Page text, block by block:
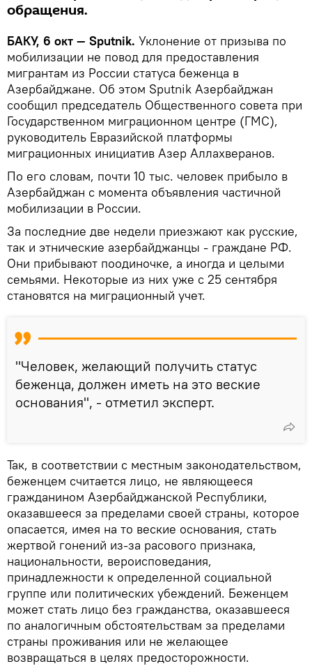
обращения.
БАКУ, 6 окт — Sputnik. Уклонение от призыва по
мобилизации не повод для предоставления
мигрантам из России статуса беженца в
Азербайджане. Об этом Sputnik Азербайджан
сообщил председатель Общественного совета при
Государственном миграционном центре (ГМС),
руководитель Евразийской платформы
миграционных инициатив Азер Аллахверанов.
По его словам, почти 10 тыс. человек прибыло в
Азербайджан с момента объявления частичной
мобилизации в России.
За последние две недели приезжают как русские,
так и этнические азербайджанцы - граждане РФ.
Они прибывают поодиночке, а иногда и целыми
семьями. Некоторые из них уже с 25 сентября
становятся на миграционный учет.
"Человек, желающий получить статус
беженца, должен иметь на это веские
основания", - отметил эксперт.
Так, в соответствии с местным законодательством,
беженцем считается лицо, не являющееся
гражданином Азербайджанской Республики,
оказавшееся за пределами своей страны, которое
опасается, имея на то веские основания, стать
жертвой гонений из-за расового признака,
национальности, вероисповедания,
принадлежности к определенной социальной
группе или политических убеждений. Беженцем
может стать лицо без гражданства, оказавшееся
по аналогичным обстоятельствам за пределами
страны проживания или не желающее
возвращаться в целях предосторожности.